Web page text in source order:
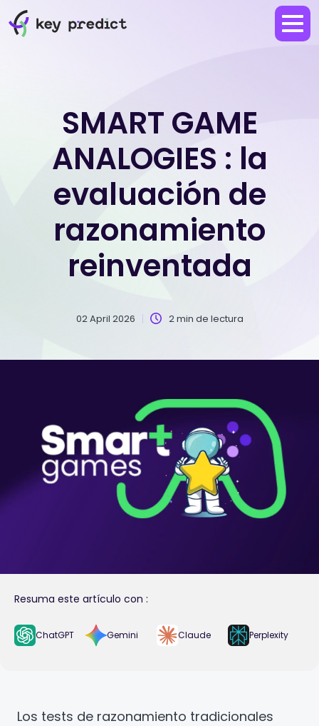
SMART GAME
ANALOGIES : la
evaluación de
razonamiento
reinventada
02 April 2026 2 min de lectura
Resuma este artículo con :
ChatGPT Gemini Claude Perplexity
Los tests de razonamiento tradicionales